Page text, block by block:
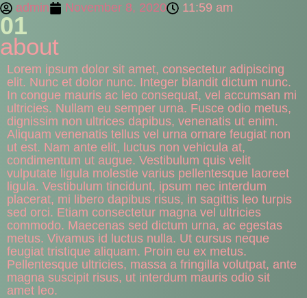
admin
November 8, 2020 11:59 am
01
about
Lorem ipsum dolor sit amet, consectetur adipiscing
elit. Nunc et dolor nunc. Integer blandit dictum nunc.
In congue mauris ac leo consequat, vel accumsan mi
ultricies. Nullam eu semper urna. Fusce odio metus,
dignissim non ultrices dapibus, venenatis ut enim.
Aliquam venenatis tellus vel urna ornare feugiat non
ut est. Nam ante elit, luctus non vehicula at,
condimentum ut augue. Vestibulum quis velit
vulputate ligula molestie varius pellentesque laoreet
ligula. Vestibulum tincidunt, ipsum nec interdum
placerat, mi libero dapibus risus, in sagittis leo turpis
sed orci. Etiam consectetur magna vel ultricies
commodo. Maecenas sed dictum urna, ac egestas
metus. Vivamus id luctus nulla. Ut cursus neque
feugiat tristique aliquam. Proin eu ex metus.
Pellentesque ultricies, massa a fringilla volutpat, ante
magna suscipit risus, ut interdum mauris odio sit
amet leo.